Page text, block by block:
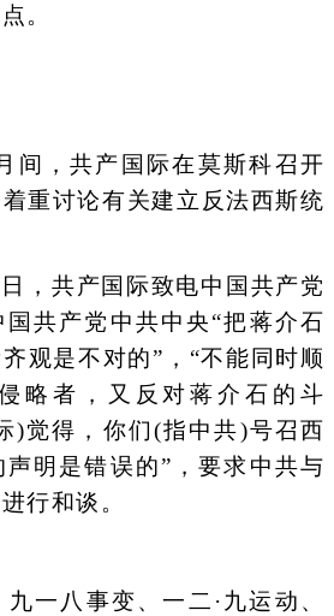
。
，共产国际在莫斯科召开
重讨论有关建立反法西斯统
共产国际致电中国共产党
共产党中共中央“把蒋介石
观是不对的”，“不能同时顺
略者，又反对蒋介石的斗
)觉得，你们(指中共)号召西
明是错误的”，要求中共与
行和谈。
八事变、一二·九运动、